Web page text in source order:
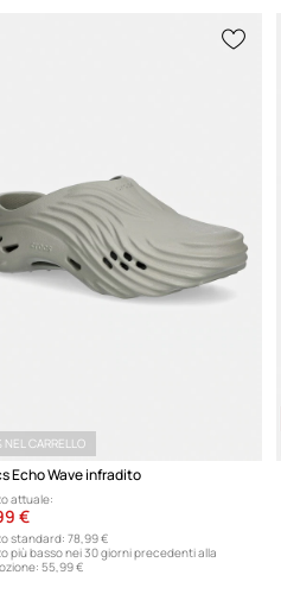
NEL CARRELLO
Echo Wave infradito
attuale:
€
standard: 78,99 €
più basso nei 30 giorni precedenti alla
55,99 €